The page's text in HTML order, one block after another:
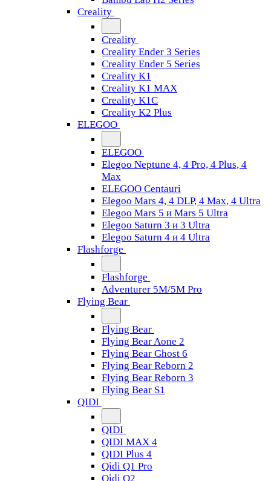
Creality
Creality
Creality Ender 3 Series
Creality Ender 5 Series
Creality K1
Creality K1 MAX
Creality K1C
Creality K2 Plus
ELEGOO
ELEGOO
Elegoo Neptune 4, 4 Pro, 4 Plus, 4
Max
ELEGOO Centauri
Elegoo Mars 4, 4 DLP, 4 Max, 4 Ultra
Elegoo Mars 5 и Mars 5 Ultra
Elegoo Saturn 3 и 3 Ultra
Elegoo Saturn 4 и 4 Ultra
Flashforge
Flashforge
Adventurer 5M/5M Pro
Flying Bear
Flying Bear
Flying Bear Aone 2
Flying Bear Ghost 6
Flying Bear Reborn 2
Flying Bear Reborn 3
Flying Bear S1
QIDI
QIDI
QIDI MAX 4
QIDI Plus 4
Qidi Q1 Pro
Qidi Q2